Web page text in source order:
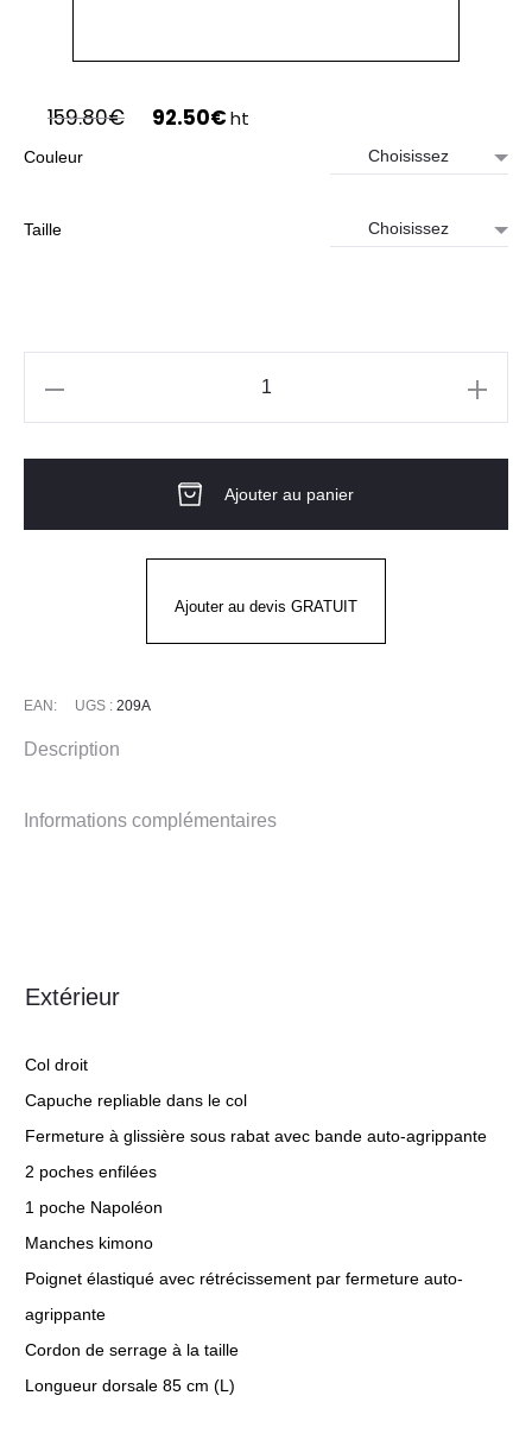
159.80€ 92.50€ Le
ht
Couleur
Taille
Ajouter au panier
Ajouter au devis GRATUIT
EAN: UGS : 209A
Description
Informations complémentaires
Extérieur
Col droit
Capuche repliable dans le col
Fermeture à glissière sous rabat avec bande auto-agrippante
2 poches enfilées
1 poche Napoléon
Manches kimono
Poignet élastiqué avec rétrécissement par fermeture auto-
agrippante
Cordon de serrage à la taille
Longueur dorsale 85 cm (L)